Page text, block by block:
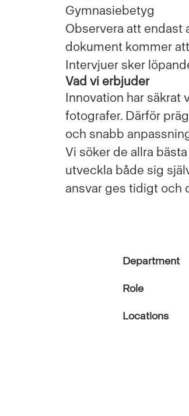
Gymnasiebetyg
Observera att endast
dokument kommer
Intervjuer sker
Vad vi erbjuder
Innovation har säkrat
fotografer. Därför
och snabb
Vi söker de allra
utveckla både sig
ansvar ges tidigt och
Department
Role
Locations